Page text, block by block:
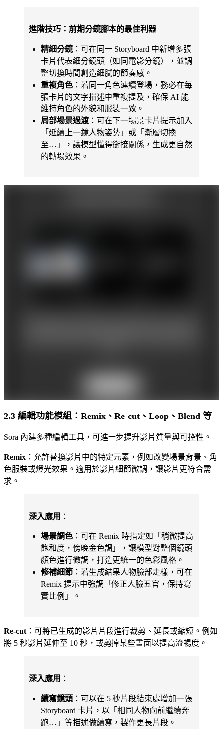
進階技巧：前期分鏡腳本的最佳利器
精細分鏡 ：可在同一 Storyboard 中新增多張
卡片代表細分鏡頭（如同電影分鏡），並調
整切換時間創造細膩的節奏感。
重複角色 ：若同一角色連續登場，務必在每
張卡片的文字描述中重複提及，確保 AI 能
維持角色的外貌和服裝一致。
局部場景過渡 ：可在下一場景卡片提示加入
「延續上一鏡人物姿勢」或「漸層切換
至…」，讓模型懂得銜接關係，生成更自然
的轉場效果。
2.3 編輯功能模組：Remix、Re-cut、Loop、Blend 等
Sora 內建多種編輯工具，可進一步提升影片質量與可控性。
Remix ：允許替換影片中的特定元素，例如改變場景背景、角
色服裝或燈光效果。適用於影片細節微調，讓影片更符合需
求。
深入應用 ：
場景調色 ：可在 Remix 時指定如「稍微提高
飽和度，傍晚金色調」，讓模型對整個鏡頭
顏色進行微調，打造更統一的色彩風格。
修補細節 ：若生成結果人物臉部走樣，可在
Remix 提示中強調「修正人臉五官，保持寫
實比例」。
Re-cut ：可將已生成的影片片段進行裁剪、延長或縮短。例如
將 5 秒影片延伸至 10 秒，或剪掉某些畫面以提高流暢度。
深入應用 ：
續寫鏡頭 ：可以在 5 秒片段結束處增加一張
Storyboard 卡片，以「相同人物向前繼續奔
跑…」等描述做續寫，製作更長片段。